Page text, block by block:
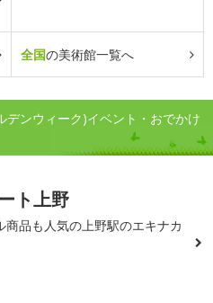
全国の美術館一覧へ
デンウィーク)イベント・おでかけ
ト上野
商品も人気の上野駅のエキナカ